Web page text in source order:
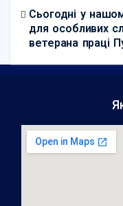
Сьогодні у
для особливих
ветерана праці